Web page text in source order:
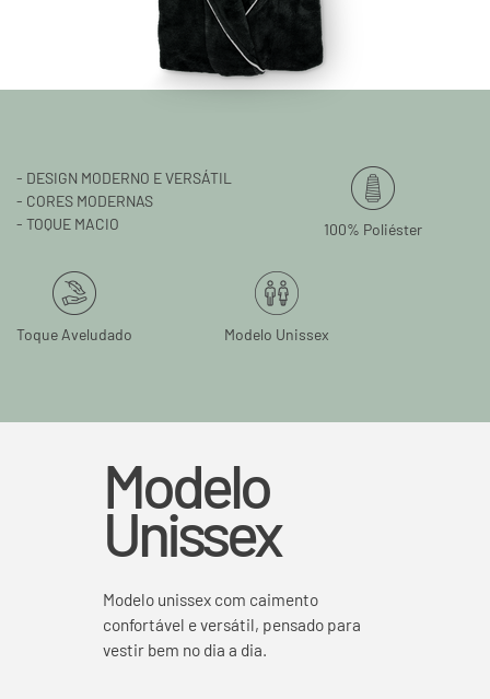
- DESIGN MODERNO E VERSÁTIL
- CORES MODERNAS
- TOQUE MACIO
100% Poliéster
Toque Aveludado Modelo Unissex
Modelo
Unissex
Modelo unissex com caimento
confortável e versátil, pensado para
vestir bem no dia a dia.